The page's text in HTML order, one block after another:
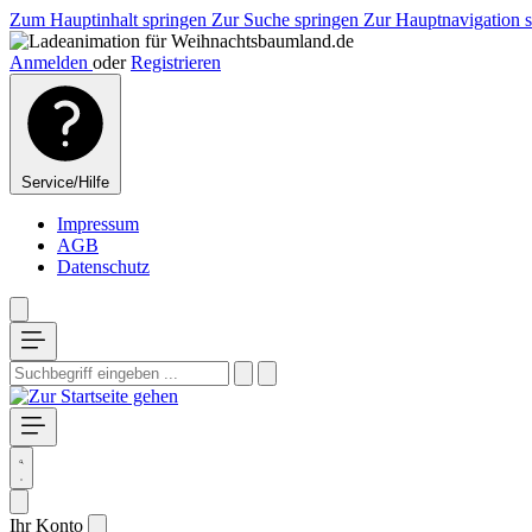
Zum Hauptinhalt springen Zur Suche springen Zur Hauptnavigation
Anmelden oder Registrieren
Service/Hilfe
Impressum
AGB
Datenschutz
Ihr Konto